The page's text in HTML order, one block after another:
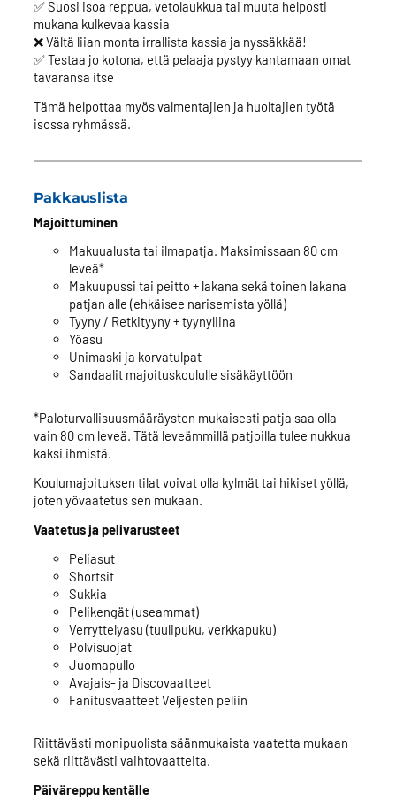
✅ Suosi isoa reppua, vetolaukkua tai muuta helposti
mukana kulkevaa kassia
❌ Vältä liian monta irrallista kassia ja nyssäkkää!
✅ Testaa jo kotona, että pelaaja pystyy kantamaan omat
tavaransa itse
Tämä helpottaa myös valmentajien ja huoltajien työtä
isossa ryhmässä.
Pakkauslista
Majoittuminen
Makuualusta tai ilmapatja. Maksimissaan 80 cm
leveä*
Makuupussi tai peitto + lakana sekä toinen lakana
patjan alle (ehkäisee narisemista yöllä)
Tyyny / Retkityyny + tyynyliina
Yöasu
Unimaski ja korvatulpat
Sandaalit majoituskoululle sisäkäyttöön
*Paloturvallisuusmääräysten mukaisesti patja saa olla
vain 80 cm leveä. Tätä leveämmillä patjoilla tulee nukkua
kaksi ihmistä.
Koulumajoituksen tilat voivat olla kylmät tai hikiset yöllä,
joten yövaatetus sen mukaan.
Vaatetus ja pelivarusteet
Peliasut
Shortsit
Sukkia
Pelikengät (useammat)
Verryttelyasu (tuulipuku, verkkapuku)
Polvisuojat
Juomapullo
Avajais- ja Discovaatteet
Fanitusvaatteet Veljesten peliin
Riittävästi monipuolista säänmukaista vaatetta mukaan
sekä riittävästi vaihtovaatteita.
Päiväreppu kentälle